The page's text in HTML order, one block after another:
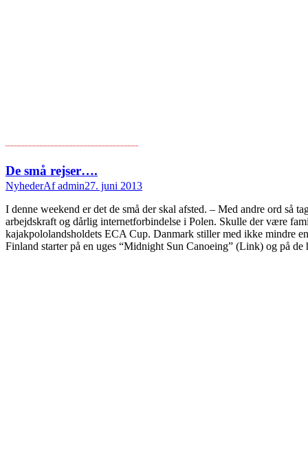
De små rejser….
NyhederAfadmin27. juni 2013
I denne weekend er det de små der skal afsted. – Med andre ord
arbejdskraft og dårlig internetforbindelse i Polen. Skulle der være
kajakpololandsholdets ECA Cup. Danmark stiller med ikke mindre
Finland starter på en uges “Midnight Sun Canoeing” (Link) og på